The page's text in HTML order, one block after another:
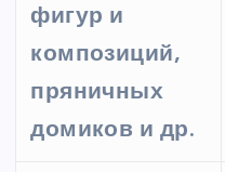
фигур и
композиций,
пряничных
домиков и др.